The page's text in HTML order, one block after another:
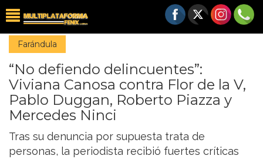
Farándula
“No defiendo delincuentes”:
Viviana Canosa contra Flor de la V,
Pablo Duggan, Roberto Piazza y
Mercedes Ninci
Tras su denuncia por supuesta trata de
personas, la periodista recibió fuertes críticas